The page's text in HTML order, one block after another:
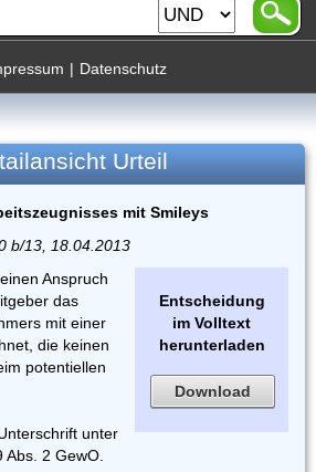
| Datenschutz
Urteil
mit Smileys
b/13, 18.04.2013
Entscheidung
im Volltext
herunterladen
Download
Anspruch
das
mit einer
die keinen
potentiellen
unter
2 GewO.